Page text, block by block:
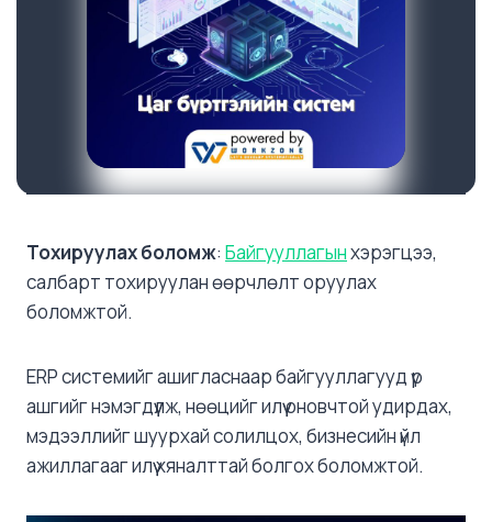
Тохируулах боломж: Байгууллагынхэрэгцээ,
салбарт тохируулан өөрчлөлт оруулах
боломжтой.
ERP системийг ашигласнаар байгууллагууд үр
ашгийг нэмэгдүүлж, нөөцийг илүү оновчтой удирдах,
мэдээллийг шуурхай солилцох, бизнесийн үйл
ажиллагааг илүү хяналттай болгох боломжтой.